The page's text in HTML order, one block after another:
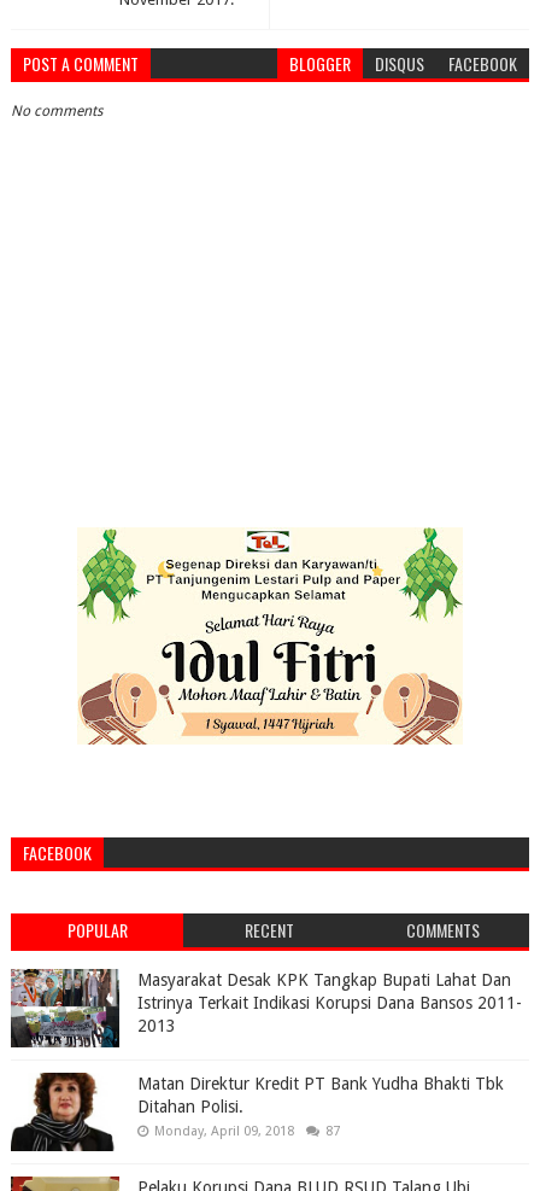
POST A COMMENT BLOGGER DISQUS FACEBOOK
No comments
FACEBOOK
POPULAR RECENT COMMENTS
Masyarakat Desak KPK Tangkap Bupati Lahat Dan
Istrinya Terkait Indikasi Korupsi Dana Bansos 2011-
2013
Matan Direktur Kredit PT Bank Yudha Bhakti Tbk
Ditahan Polisi.
Monday, April 09, 2018 87